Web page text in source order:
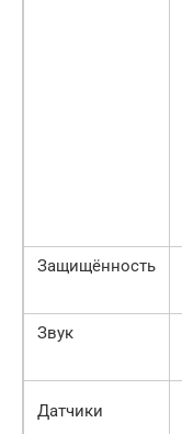
Защищённость
Звук
Датчики